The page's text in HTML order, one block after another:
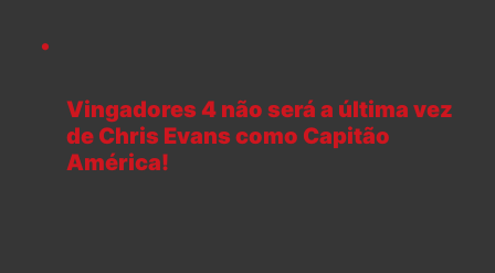
Vingadores 4 não será a última vez
de Chris Evans como Capitão
América!